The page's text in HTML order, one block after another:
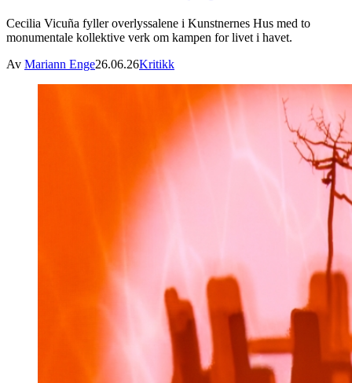
Cecilia Vicuña fyller overlyssalene i Kunstnernes Hus med to
monumentale kollektive verk om kampen for livet i havet.
Av Mariann Enge26.06.26Kritikk